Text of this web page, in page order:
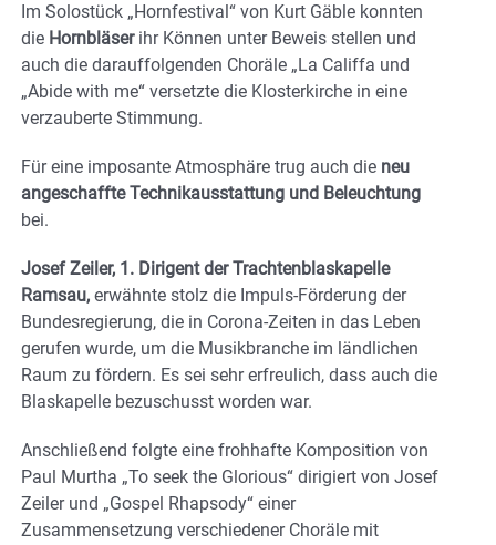
Im Solostück „Hornfestival“ von Kurt Gäble konnten
die Hornbläserihr Können unter Beweis stellen und
auch die darauffolgenden Choräle „La Califfa und
„Abide with me“ versetzte die Klosterkirche in eine
verzauberte Stimmung.
Für eine imposante Atmosphäre trug auch die neu
angeschaffte Technikausstattung und Beleuchtung
bei.
Josef Zeiler, 1. Dirigent der Trachtenblaskapelle
Ramsau, erwähnte stolz die Impuls-Förderung der
Bundesregierung, die in Corona-Zeiten in das Leben
gerufen wurde, um die Musikbranche im ländlichen
Raum zu fördern. Es sei sehr erfreulich, dass auch die
Blaskapelle bezuschusst worden war.
Anschließend folgte eine frohhafte Komposition von
Paul Murtha „To seek the Glorious“ dirigiert von Josef
Zeiler und „Gospel Rhapsody“ einer
Zusammensetzung verschiedener Choräle mit